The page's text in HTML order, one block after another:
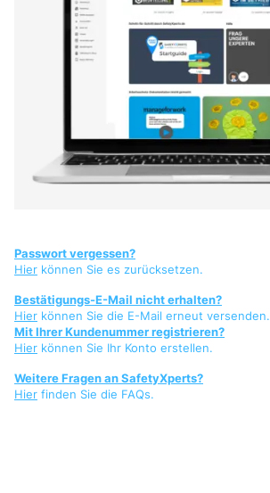
Passwort vergessen?
Hier können Sie es zurücksetzen.
Bestätigungs-E-Mail nicht erhalten?
Hier können Sie die E-Mail erneut versenden.
Mit Ihrer Kundenummer registrieren?
Hier können Sie Ihr Konto erstellen.
Weitere Fragen an SafetyXperts?
Hier finden Sie die FAQs.